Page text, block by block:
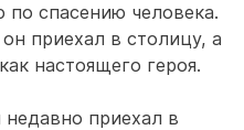
спасению человека.
приехал в столицу, а
настоящего героя.
приехал в